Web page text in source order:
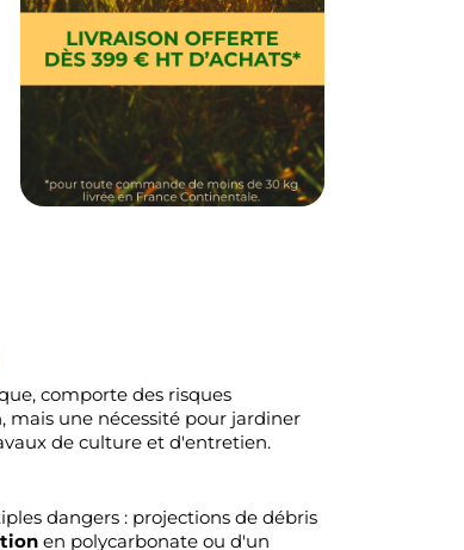
comporte des risques
mais une nécessité pour jardiner
de culture et d'entretien.
dangers : projections de débris
en polycarbonate ou d'un